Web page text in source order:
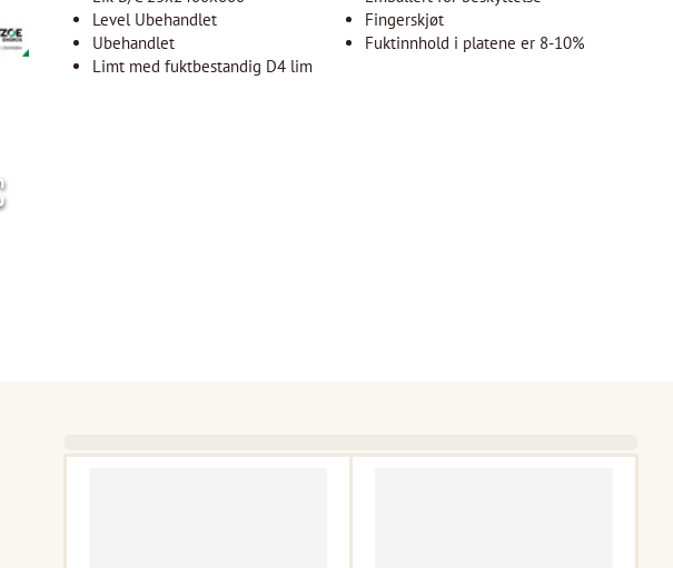
Level Ubehandlet
Ubehandlet
Limt med fuktbestandig D4 lim
Fingerskjøt
Fuktinnhold i platene er 8-10%